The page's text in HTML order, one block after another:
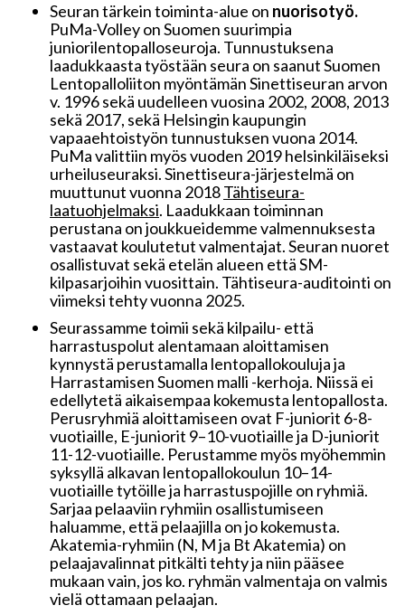
Seuran tärkein toiminta-alue on nuorisotyö.
PuMa-Volley on Suomen suurimpia
juniorilentopalloseuroja. Tunnustuksena
laadukkaasta työstään seura on saanut Suomen
Lentopalloliiton myöntämän Sinettiseuran arvon
v. 1996 sekä uudelleen vuosina 2002, 2008, 2013
sekä 2017, sekä Helsingin kaupungin
vapaaehtoistyön tunnustuksen vuona 2014.
PuMa valittiin myös vuoden 2019 helsinkiläiseksi
urheiluseuraksi. Sinettiseura-järjestelmä on
muuttunut vuonna 2018Tähtiseura-
laatuohjelmaksi. Laadukkaan toiminnan
perustana on joukkueidemme valmennuksesta
vastaavat koulutetut valmentajat. Seuran nuoret
osallistuvat sekä etelän alueen että SM-
kilpasarjoihin vuosittain. Tähtiseura-auditointi on
viimeksi tehty vuonna 2025.
Seurassamme toimii sekä kilpailu- että
harrastuspolut alentamaan aloittamisen
kynnystä perustamalla lentopallokouluja ja
Harrastamisen Suomen malli -kerhoja. Niissä ei
edellytetä aikaisempaa kokemusta lentopallosta.
Perusryhmiä aloittamiseen ovat F-juniorit 6-8-
vuotiaille, E-juniorit 9–10-vuotiaille ja D-juniorit
11-12-vuotiaille. Perustamme myös myöhemmin
syksyllä alkavan lentopallokoulun 10–14-
vuotiaille tytöille ja harrastuspojille on ryhmiä.
Sarjaa pelaaviin ryhmiin osallistumiseen
haluamme, että pelaajilla on jo kokemusta.
Akatemia-ryhmiin (N, M ja Bt Akatemia) on
pelaajavalinnat pitkälti tehty ja niin pääsee
mukaan vain, jos ko. ryhmän valmentaja on valmis
vielä ottamaan pelaajan.